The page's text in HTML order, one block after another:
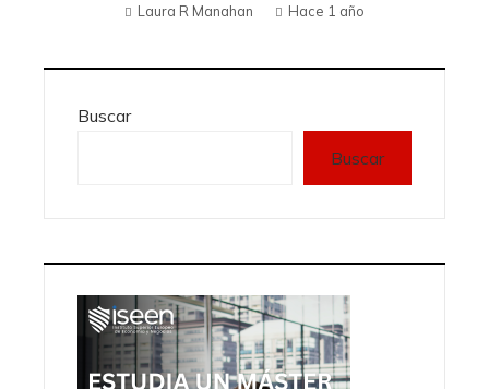
Laura R Manahan Hace 1 año
Buscar
Buscar